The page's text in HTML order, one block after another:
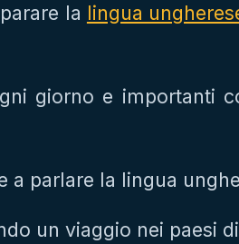
la lingua
giorno e importanti
a parlare la lingua
un viaggio nei paesi di